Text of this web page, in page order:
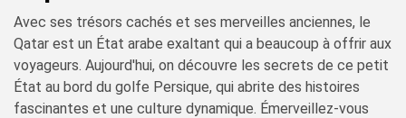
Avec ses trésors cachés et ses merveilles anciennes, le
Qatar est un État arabe exaltant qui a beaucoup à offrir aux
voyageurs. Aujourd'hui, on découvre les secrets de ce petit
État au bord du golfe Persique, qui abrite des histoires
fascinantes et une culture dynamique. Émerveillez-vous